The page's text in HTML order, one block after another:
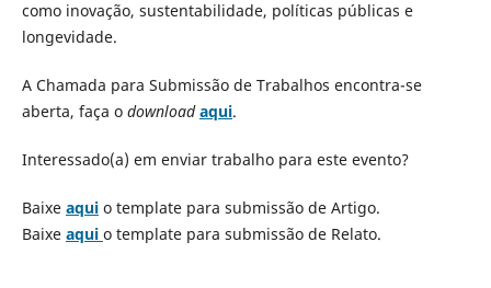
como inovação, sustentabilidade, políticas públicas e
longevidade.
A Chamada para Submissão de Trabalhos encontra-se
aberta, faça o download aqui.
Interessado(a) em enviar trabalho para este evento?
Baixe aquio template para submissão de Artigo.
Baixe aqui o template para submissão de Relato.